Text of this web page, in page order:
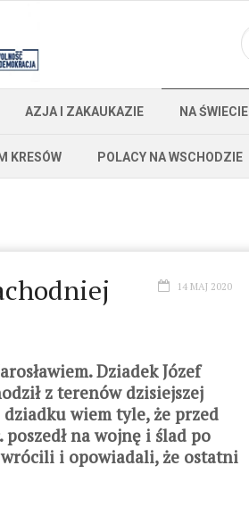
AZJA I ZAKAUKAZIE NA ŚWIECIE
KRESÓW POLACY NA WSCHODZIE
14 MAJ 2020
Dziadek Józef
z terenów dzisiejszej
wiem tyle, że przed
na wojnę i ślad po
wrócili i opowiadali, że ostatni